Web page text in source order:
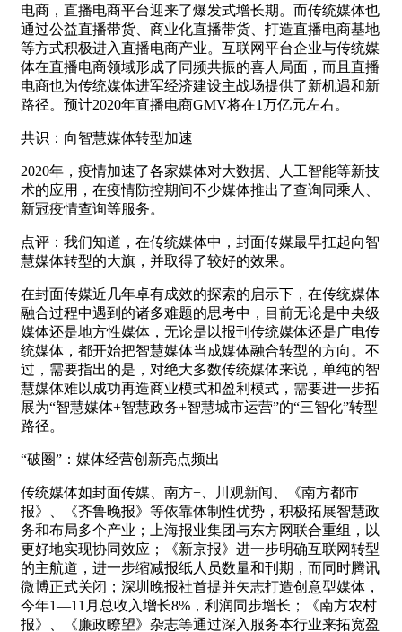
电商，直播电商平台迎来了爆发式增长期。而传统媒体也
通过公益直播带货、商业化直播带货、打造直播电商基地
等方式积极进入直播电商产业。互联网平台企业与传统媒
体在直播电商领域形成了同频共振的喜人局面，而且直播
电商也为传统媒体进军经济建设主战场提供了新机遇和新
路径。预计2020年直播电商GMV将在1万亿元左右。
共识：向智慧媒体转型加速
2020年，疫情加速了各家媒体对大数据、人工智能等新技
术的应用，在疫情防控期间不少媒体推出了查询同乘人、
新冠疫情查询等服务。
点评：我们知道，在传统媒体中，封面传媒最早扛起向智
慧媒体转型的大旗，并取得了较好的效果。
在封面传媒近几年卓有成效的探索的启示下，在传统媒体
融合过程中遇到的诸多难题的思考中，目前无论是中央级
媒体还是地方性媒体，无论是以报刊传统媒体还是广电传
统媒体，都开始把智慧媒体当成媒体融合转型的方向。不
过，需要指出的是，对绝大多数传统媒体来说，单纯的智
慧媒体难以成功再造商业模式和盈利模式，需要进一步拓
展为“智慧媒体+智慧政务+智慧城市运营”的“三智化”转型
路径。
“破圈”：媒体经营创新亮点频出
传统媒体如封面传媒、南方+、川观新闻、《南方都市
报》、《齐鲁晚报》等依靠体制性优势，积极拓展智慧政
务和布局多个产业；上海报业集团与东方网联合重组，以
更好地实现协同效应；《新京报》进一步明确互联网转型
的主航道，进一步缩减报纸人员数量和刊期，而同时腾讯
微博正式关闭；深圳晚报社首提并矢志打造创意型媒体，
今年1—11月总收入增长8%，利润同步增长；《南方农村
报》、《廉政瞭望》杂志等通过深入服务本行业来拓宽盈